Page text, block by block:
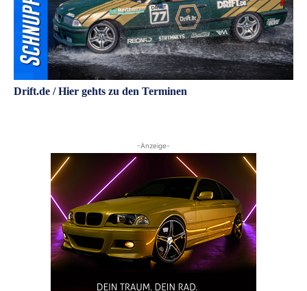
Drift.de / Hier gehts zu den Terminen
-Anzeige-